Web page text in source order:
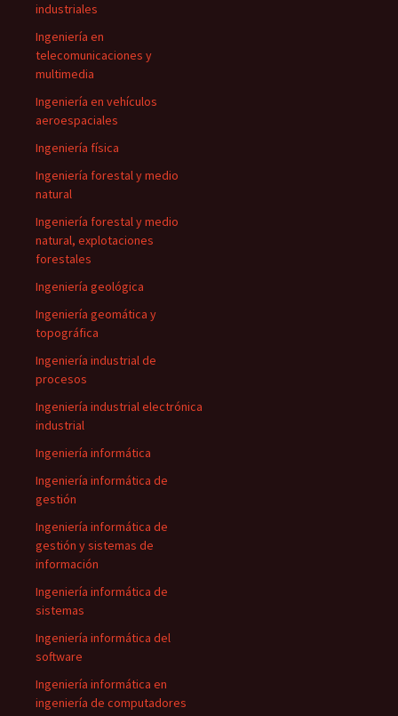
industriales
Ingeniería en
telecomunicaciones y
multimedia
Ingeniería en vehículos
aeroespaciales
Ingeniería física
Ingeniería forestal y medio
natural
Ingeniería forestal y medio
natural, explotaciones
forestales
Ingeniería geológica
Ingeniería geomática y
topográfica
Ingeniería industrial de
procesos
Ingeniería industrial electrónica
industrial
Ingeniería informática
Ingeniería informática de
gestión
Ingeniería informática de
gestión y sistemas de
información
Ingeniería informática de
sistemas
Ingeniería informática del
software
Ingeniería informática en
ingeniería de computadores